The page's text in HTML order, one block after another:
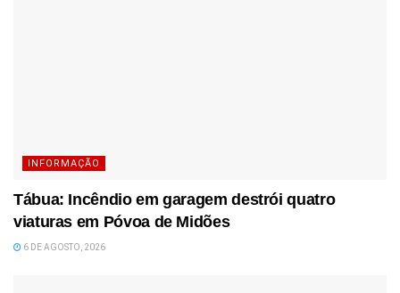
INFORMAÇÃO
Tábua: Incêndio em garagem destrói quatro
viaturas em Póvoa de Midões
6 DE AGOSTO, 2026